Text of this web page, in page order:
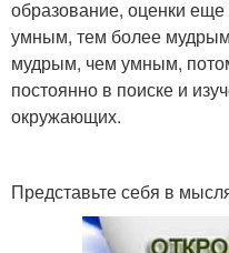
образование, оценки
умным, тем более
мудрым, чем умным,
постоянно в поиске и
окружающих.
Представьте себя в